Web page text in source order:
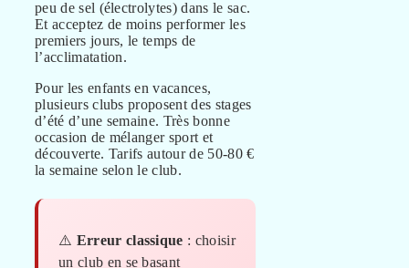
peu de sel (électrolytes) dans le sac.
Et acceptez de moins performer les
premiers jours, le temps de
l’acclimatation.
Pour les enfants en vacances,
plusieurs clubs proposent des stages
d’été d’une semaine. Très bonne
occasion de mélanger sport et
découverte. Tarifs autour de 50-80 €
la semaine selon le club.
⚠️ Erreur classique : choisir
un club en se basant